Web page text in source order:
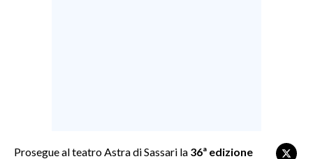
Prosegue al teatro Astra di Sassari la 36ª edizione